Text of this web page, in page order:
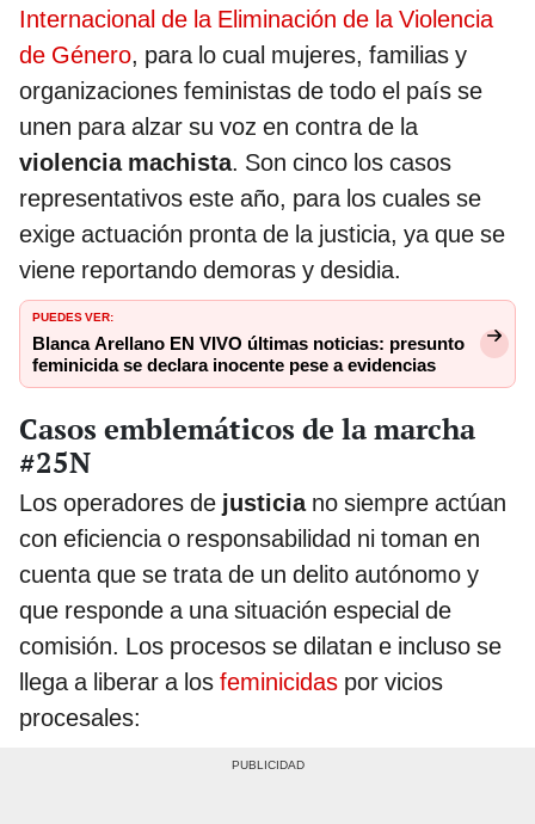
Internacional de la Eliminación de la Violencia
de Género, para lo cual mujeres, familias y
organizaciones feministas de todo el país se
unen para alzar su voz en contra de la
violencia machista. Son cinco los casos
representativos este año, para los cuales se
exige actuación pronta de la justicia, ya que se
viene reportando demoras y desidia.
PUEDES VER:
Blanca Arellano EN VIVO últimas noticias: presunto
feminicida se declara inocente pese a evidencias
Casos emblemáticos de la marcha
#25N
Los operadores de justiciano siempre actúan
con eficiencia o responsabilidad ni toman en
cuenta que se trata de un delito autónomo y
que responde a una situación especial de
comisión. Los procesos se dilatan e incluso se
llega a liberar a los feminicidas por vicios
procesales: